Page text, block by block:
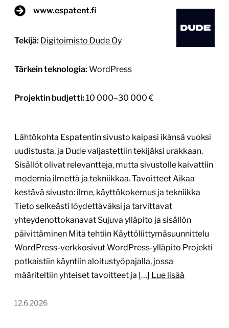
www.espatent.fi
Tekijä: Digitoimisto Dude Oy
Tärkein teknologia: WordPress
Projektin budjetti: 10 000–30 000 €
Lähtökohta Espatentin sivusto kaipasi ikänsä vuoksi
uudistusta, ja Dude valjastettiin tekijäksi urakkaan.
Sisällöt olivat relevantteja, mutta sivustolle kaivattiin
modernia ilmettä ja tekniikkaa. Tavoitteet Aikaa
kestävä sivusto: ilme, käyttökokemus ja tekniikka
Tieto selkeästi löydettäväksi ja tarvittavat
yhteydenottokanavat Sujuva ylläpito ja sisällön
päivittäminen Mitä tehtiin Käyttöliittymäsuunnittelu
WordPress-verkkosivut WordPress-ylläpito Projekti
potkaistiin käyntiin aloitustyöpajalla, jossa
määriteltiin yhteiset tavoitteet ja […] Lue lisää
12.6.2026